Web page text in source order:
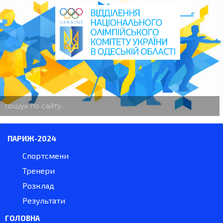
пошук
по
ПАРИЖ-2024
Спортсмени
Тренери
Розклад
Результати
ГОЛОВНА